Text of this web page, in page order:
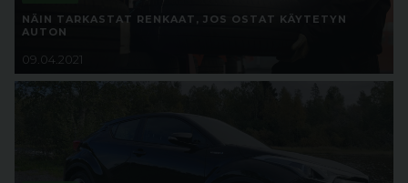
NÄIN TARKASTAT RENKAAT, JOS OSTAT KÄYTETYN
AUTON
09.04.2021